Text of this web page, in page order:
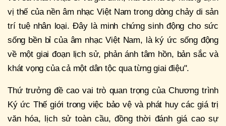
vị thế của nền âm nhạc Việt Nam trong dòng chảy di sản
trí tuệ nhân loại. Đây là minh chứng sinh động cho sức
sống bền bỉ của âm nhạc Việt Nam, là ký ức sống động
về một giai đoạn lịch sử, phản ánh tâm hồn, bản sắc và
khát vọng của cả một dân tộc qua từng giai điệu".
Thứ trưởng đề cao vai trò quan trọng của Chương trình
Ký ức Thế giới trong việc bảo vệ và phát huy các giá trị
văn hóa, lịch sử toàn cầu, đồng thời đánh giá cao sự